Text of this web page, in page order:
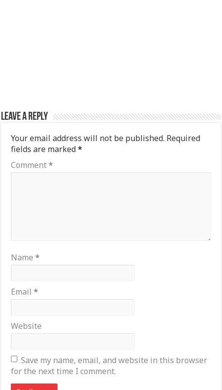
Leave a Reply
Your email address will not be published. Required
fields are marked*
Comment*
Name*
Email*
Website
Save my name, email, and website in this browser
for the next time I comment.